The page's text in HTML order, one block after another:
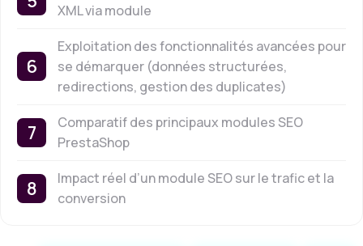
XML via module
Exploitation des fonctionnalités avancées pour
se démarquer (données structurées,
redirections, gestion des duplicates)
Comparatif des principaux modules SEO
PrestaShop
Impact réel d’un module SEO sur le trafic et la
conversion